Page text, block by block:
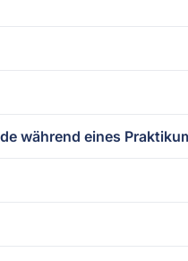
während eines